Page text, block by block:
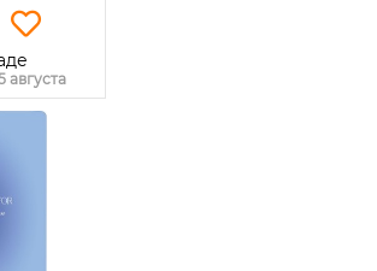
августа